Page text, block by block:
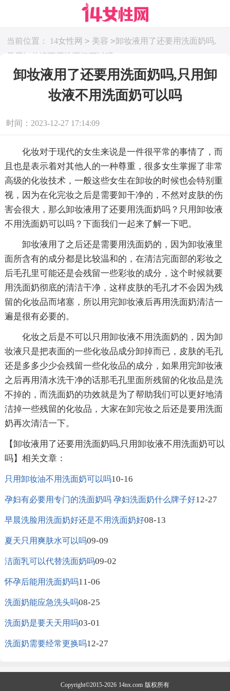
当前位置： 14女性网 > 美容 >卸妆液用了还要用洗面奶吗,
只用卸妆液不用洗面奶可以吗
卸妆液用了还要用洗面奶吗,只用卸
妆液不用洗面奶可以吗
时间：2023-12-27 17:14:09
化妆对于现代的女生来说是一件很平常的事情了，而
且也是表示着对其他人的一种尊重，很多女生掌握了非常
高级的化妆技术，一般这些女生在卸妆的时候也会特别重
视，因为在化完妆之后是需要卸干净的，不然对皮肤的伤
害会很大，那么卸妆液用了还要用洗面奶吗？只用卸妆液
不用洗面奶可以吗？下面我们一起来了解一下吧。
卸妆液用了之后还是需要用洗面奶的，因为卸妆液里
面所含有的成分都是比较温和的，在清洁完面部的彩妆之
后毛孔里可能还是会残留一些彩妆的成分，这个时候就要
用洗面奶彻底的清洁干净，这样皮肤的毛孔才不会因为残
留的化妆品而堵塞，所以用完卸妆液后再用洗面奶清洁一
遍是很有必要的。
化妆之后是不可以只用卸妆液不用洗面奶的，因为卸
妆液只是把表面的一些化妆品成分卸掉而已，皮肤的毛孔
还是多多少少会残留一些化妆品的成分，如果用完卸妆液
之后再用清水洗干净的话那毛孔里面所残留的化妆品是洗
不掉的，而洗面奶的功效就是为了帮助我们可以更好地清
洁掉一些残留的化妆品，大家在卸完妆之后还是要用洗面
奶再次清洁一下。
【卸妆液用了还要用洗面奶吗,只用卸妆液不用洗面奶可以
吗】相关文章：
只用卸妆油不用洗面奶可以吗10-16
孕妇有必要用专门的洗面奶吗 孕妇洗面奶什么牌子好12-27
早晨洗脸用洗面奶好还是不用洗面奶好08-13
夏天只用爽肤水可以吗09-09
洁面乳可以代替洗面奶吗09-02
怀孕后能用洗面奶吗11-06
洗面奶能应急洗头吗08-25
洗面奶是要天天用吗03-01
洗面奶需要经常更换吗12-27
Copyright©2015-2026 14nx.com 版权所有